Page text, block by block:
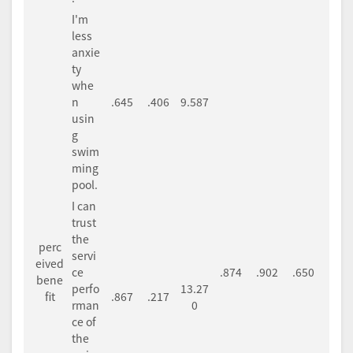
perc
eived
bene
fit
.874 .902 .650
I'm
less
anxie
ty
whe
n
usin
g
swim
ming
pool.
.645 .406 9.587
I can
trust
the
servi
ce
perfo
rman
ce of
the
.867 .217
13.27
0